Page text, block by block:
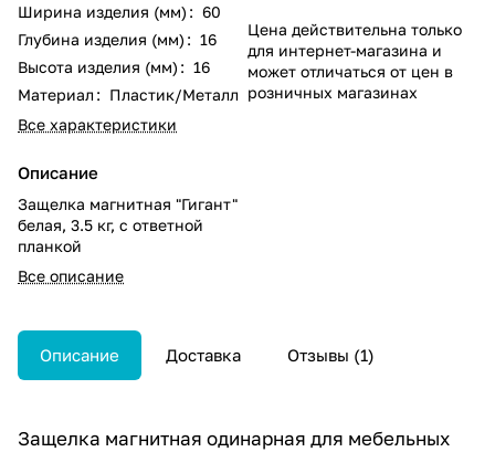
Ширина изделия (мм) : 60
Глубина изделия (мм) : 16
Высота изделия (мм) : 16
Материал : Пластик/Металл
Все характеристики
Описание
Защелка магнитная "Гигант"
белая, 3.5 кг, с ответной
планкой
Все описание
Цена действительна только
для интернет-магазина и
может отличаться от цен в
розничных магазинах
Описание Доставка Отзывы 1
Защелка магнитная одинарная для мебельных